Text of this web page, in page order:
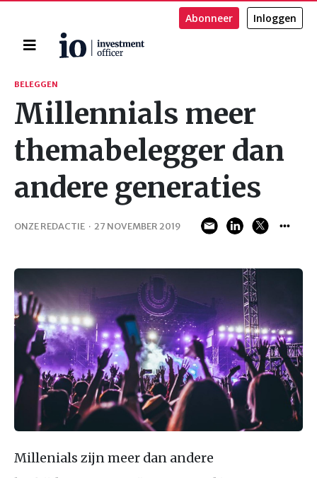
Home
Abonneer Inloggen
Zoeken
BELEGGEN
Millennials meer
themabelegger dan
andere generaties
ONZE REDACTIE · 27 NOVEMBER 2019
Millenials zijn meer dan andere